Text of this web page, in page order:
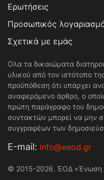
Ερωτήσεις
Προσωπικός
Σχετικά με εμάς
Ολα τα δικαιώματα
υλικού από τον ιστότοπο
προϋπόθεση ότι υπάρχει
αναφερόμενο άρθρο, ο
πρώτη παράγραφο του
συντακτών μπορεί να μην
συγγραφέων των
Е-mail: info@eeod.gr
© 2015-2026. ΈΟΔ «Ένωση